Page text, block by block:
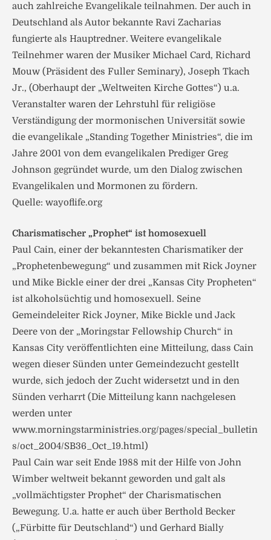
auch zahlreiche Evangelikale teilnahmen. Der auch in
Deutschland als Autor bekannte Ravi Zacharias
fungierte als Hauptredner. Weitere evangelikale
Teilnehmer waren der Musiker Michael Card, Richard
Mouw (Präsident des Fuller Seminary), Joseph Tkach
Jr., (Oberhaupt der „Weltweiten Kirche Gottes“) u.a.
Veranstalter waren der Lehrstuhl für religiöse
Verständigung der mormonischen Universität sowie
die evangelikale „Standing Together Ministries“, die im
Jahre 2001 von dem evangelikalen Prediger Greg
Johnson gegründet wurde, um den Dialog zwischen
Evangelikalen und Mormonen zu fördern.
Quelle: wayoflife.org
Charismatischer „Prophet“ ist homosexuell
Paul Cain, einer der bekanntesten Charismatiker der
„Prophetenbewegung“ und zusammen mit Rick Joyner
und Mike Bickle einer der drei „Kansas City Propheten“
ist alkoholsüchtig und homosexuell. Seine
Gemeindeleiter Rick Joyner, Mike Bickle und Jack
Deere von der „Moringstar Fellowship Church“ in
Kansas City veröffentlichten eine Mitteilung, dass Cain
wegen dieser Sünden unter Gemeindezucht gestellt
wurde, sich jedoch der Zucht widersetzt und in den
Sünden verharrt (Die Mitteilung kann nachgelesen
werden unter
www.morningstarministries.org/pages/special_bulletin
s/oct_2004/SB36_Oct_19.html)
Paul Cain war seit Ende 1988 mit der Hilfe von John
Wimber weltweit bekannt geworden und galt als
„vollmächtigster Prophet“ der Charismatischen
Bewegung. U.a. hatte er auch über Berthold Becker
(„Fürbitte für Deutschland“) und Gerhard Bially